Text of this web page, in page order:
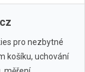
pro nezbytné
košíku, uchování